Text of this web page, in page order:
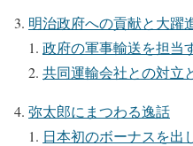
明治政府への貢献と大躍
政府の軍事輸送を担当
共同運輸会社との対立
弥太郎にまつわる逸話
日本初のボーナスを出